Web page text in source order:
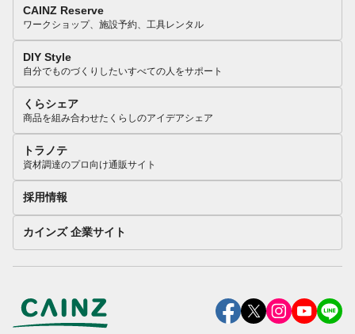
CAINZ Reserve
ワークショップ、施設予約、工具レンタル
DIY Style
自分でものづくりしたいすべての人をサポート
くらシェア
商品を組み合わせたくらしのアイデアシェア
トラノテ
資材調達のプロ向け通販サイト
採用情報
カインズ 企業サイト